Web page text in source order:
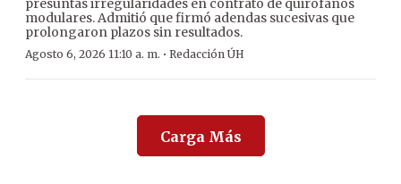
presuntas irregularidades en contrato de quirófanos
modulares. Admitió que firmó adendas sucesivas que
prolongaron plazos sin resultados.
Agosto 6, 2026 11:10 a. m. · Redacción ÚH
Carga Más